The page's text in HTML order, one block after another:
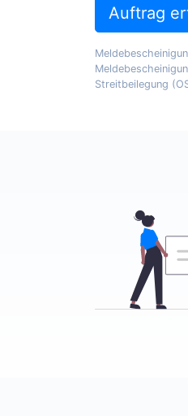
Auftrag
Streitbeilegung